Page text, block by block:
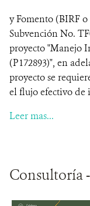
y Fomento (BIRF
Subvención No.
proyecto "Manejo
(P172893)", en
proyecto se
el flujo efectivo de
Leer mas...
Consultoría